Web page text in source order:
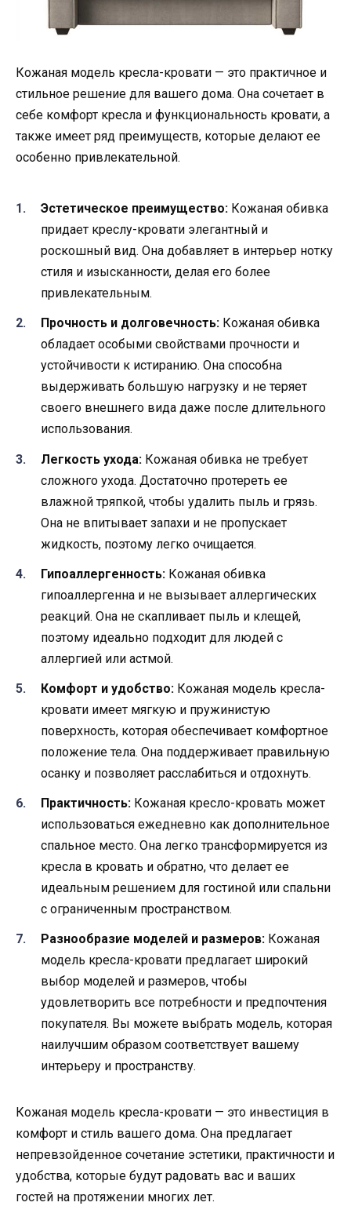
Кожаная модель кресла-кровати — это практичное и
стильное решение для вашего дома. Она сочетает в
себе комфорт кресла и функциональность кровати, а
также имеет ряд преимуществ, которые делают ее
особенно привлекательной.
Эстетическое преимущество: Кожаная обивка
придает креслу-кровати элегантный и
роскошный вид. Она добавляет в интерьер нотку
стиля и изысканности, делая его более
привлекательным.
Прочность и долговечность: Кожаная обивка
обладает особыми свойствами прочности и
устойчивости к истиранию. Она способна
выдерживать большую нагрузку и не теряет
своего внешнего вида даже после длительного
использования.
Легкость ухода: Кожаная обивка не требует
сложного ухода. Достаточно протереть ее
влажной тряпкой, чтобы удалить пыль и грязь.
Она не впитывает запахи и не пропускает
жидкость, поэтому легко очищается.
Гипоаллергенность: Кожаная обивка
гипоаллергенна и не вызывает аллергических
реакций. Она не скапливает пыль и клещей,
поэтому идеально подходит для людей с
аллергией или астмой.
Комфорт и удобство: Кожаная модель кресла-
кровати имеет мягкую и пружинистую
поверхность, которая обеспечивает комфортное
положение тела. Она поддерживает правильную
осанку и позволяет расслабиться и отдохнуть.
Практичность: Кожаная кресло-кровать может
использоваться ежедневно как дополнительное
спальное место. Она легко трансформируется из
кресла в кровать и обратно, что делает ее
идеальным решением для гостиной или спальни
с ограниченным пространством.
Разнообразие моделей и размеров: Кожаная
модель кресла-кровати предлагает широкий
выбор моделей и размеров, чтобы
удовлетворить все потребности и предпочтения
покупателя. Вы можете выбрать модель, которая
наилучшим образом соответствует вашему
интерьеру и пространству.
Кожаная модель кресла-кровати — это инвестиция в
комфорт и стиль вашего дома. Она предлагает
непревзойденное сочетание эстетики, практичности и
удобства, которые будут радовать вас и ваших
гостей на протяжении многих лет.